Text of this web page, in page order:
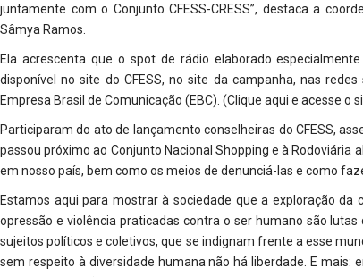
juntamente com o Conjunto CFESS-CRESS”, destaca a
Sâmya Ramos.
Ela acrescenta que o spot de rádio elaborado
disponível no site do CFESS, no site da campanha, nas
Empresa Brasil de Comunicação (EBC). (Clique aqui e acesse o
Participaram do ato de lançamento conselheiras do CFESS,
passou próximo ao Conjunto Nacional Shopping e à Rodoviária
em nosso país, bem como os meios de denunciá-las e como
Estamos aqui para mostrar à sociedade que a exploração
opressão e violência praticadas contra o ser humano são
sujeitos políticos e coletivos, que se indignam frente a esse
sem respeito à diversidade humana não há liberdade. E mais: